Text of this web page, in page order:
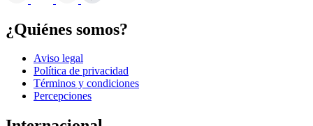
¿Quiénes somos?
Aviso legal
Política de privacidad
Términos y condiciones
Percepciones